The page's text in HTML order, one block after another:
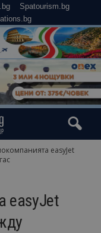
Spatourism.bg
easyJet
easyJet